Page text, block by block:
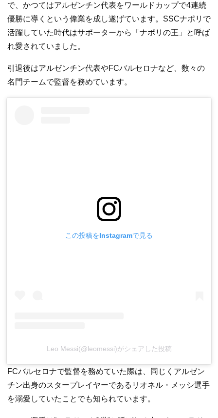
で、かつてはアルゼンチン代表をワールドカップで4連続
優勝に導くという偉業を成し遂げています。SSCナポリで
活躍していた時代はサポーターから「ナポリの王」と呼ば
れ愛されていました。
引退後はアルゼンチン代表やFCバルセロナなど、数々の
名門チームで監督を務めています。
この投稿をInstagramで見る
Leo Messi(@leomessi)がシェアした投稿
FCバルセロナで監督を務めていた際は、同じくアルゼン
チン出身のスタープレイヤーであるリオネル・メッシ選手
を溺愛していたことでも知られています。